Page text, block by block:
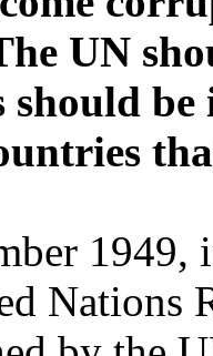
UN
should
1949,
Nations